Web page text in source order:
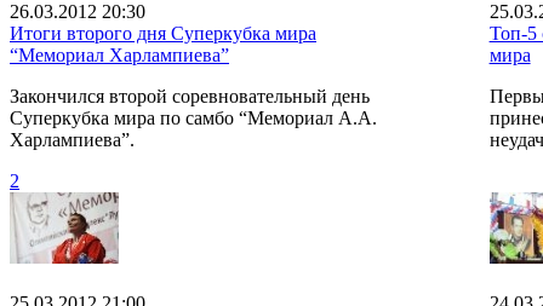
26.03.2012 20:30
Итоги второго дня Суперкубка мира
“Мемориал Харлампиева”
Закончился второй соревновательный день
Суперкубка мира по самбо “Мемориал А.А.
Харлампиева”.
2
Топ-5
мира